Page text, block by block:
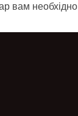
вам необхідно